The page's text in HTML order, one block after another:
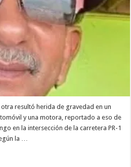
resultó herida de gravedad en un
y una motora, reportado a eso de
en la intersección de la carretera PR-1
la …